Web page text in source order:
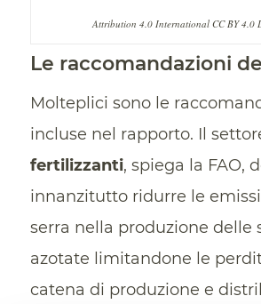
Attribution 4.0 International CC BY 4.0
Le raccomandazioni
Molteplici sono le
incluse nel rapporto. Il
fertilizzanti, spiega la FAO,
innanzitutto ridurre le
serra nella produzione delle
azotate limitandone le
catena di produzione e